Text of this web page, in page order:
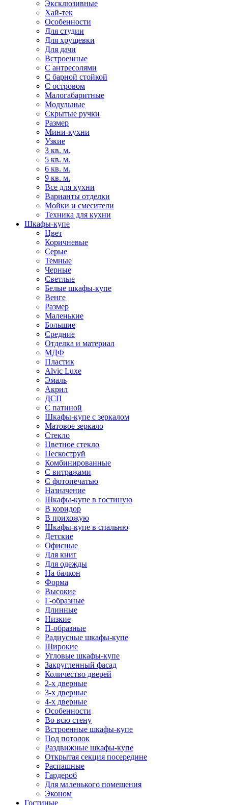
Эксклюзивные
Хай-тек
Особенности
Для студии
Для хрущевки
Для дачи
Встроенные
С антресолями
С барной стойкой
С островом
Малогабаритные
Модульные
Скрытые ручки
Размер
Мини-кухни
Узкие
3 кв. м.
5 кв. м.
6 кв. м.
9 кв. м.
Все для кухни
Варианты отделки
Мойки и смесители
Техника для кухни
Шкафы-купе
Цвет
Коричневые
Серые
Темные
Черные
Светлые
Белые шкафы-купе
Венге
Размер
Маленькие
Большие
Средние
Отделка и материал
МДФ
Пластик
Alvic Luxe
Эмаль
Акрил
ДСП
С патиной
Шкафы-купе с зеркалом
Матовое зеркало
Стекло
Цветное стекло
Пескоструй
Комбинированные
С витражами
С фотопечатью
Назначение
Шкафы-купе в гостиную
В коридор
В прихожую
Шкафы-купе в спальню
Детские
Офисные
Для книг
Для одежды
На балкон
Форма
Высокие
Г-образные
Длинные
Низкие
П-образные
Радиусные шкафы-купе
Широкие
Угловые шкафы-купе
Закругленный фасад
Количество дверей
2-х дверные
3-х дверные
4-х дверные
Особенности
Во всю стену
Встроенные шкафы-купе
Под потолок
Раздвижные шкафы-купе
Открытая секция посередине
Распашные
Гардероб
Для маленького помещения
Эконом
Гостиные